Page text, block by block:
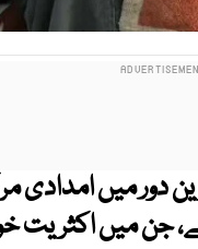
دور میں امدادی
شہید ہو گئے، جن میں